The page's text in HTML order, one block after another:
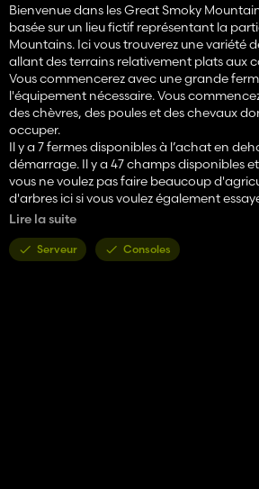
Bienvenue dans les Great Smoky
basée sur un lieu fictif représentant la
Mountains. Ici vous trouverez une variété
allant des terrains relativement plats aux
Vous commencerez avec une grande
l'équipement nécessaire. Vous
des chèvres, des poules et des chevaux
occuper.
Il y a 7 fermes disponibles à l’achat en
démarrage. Il y a 47 champs disponibles
vous ne voulez pas faire beaucoup
d'arbres ici si vous voulez également
montagne.
carte.
Voici une liste des points de production et
Lire la suite
Serveur Consoles